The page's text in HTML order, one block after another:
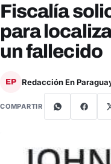
Fiscalía
para
un fallecido
EP Redacción En
COMPARTIR